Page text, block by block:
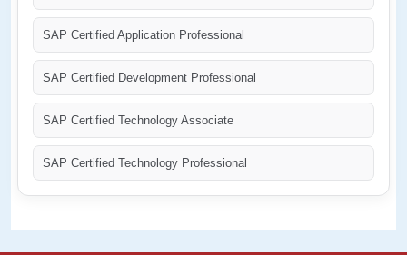
SAP Certified Application Professional
SAP Certified Development Professional
SAP Certified Technology Associate
SAP Certified Technology Professional